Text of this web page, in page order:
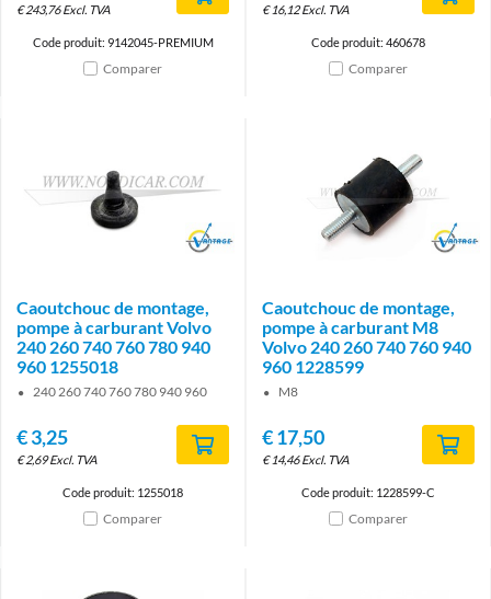
€243,76 Excl. TVA
Code produit: 9142045-PREMIUM
Comparer
€16,12 Excl. TVA
Code produit: 460678
Comparer
Brand
Caoutchouc de montage,
pompe à carburant Volvo
240 260 740 760 780 940
960 1255018
240 260 740 760 780 940 960
€3,25
€2,69 Excl. TVA
Code produit: 1255018
Comparer
Brand
Caoutchouc de montage,
pompe à carburant M8
Volvo 240 260 740 760 940
960 1228599
M8
€17,50
€14,46 Excl. TVA
Code produit: 1228599-C
Comparer